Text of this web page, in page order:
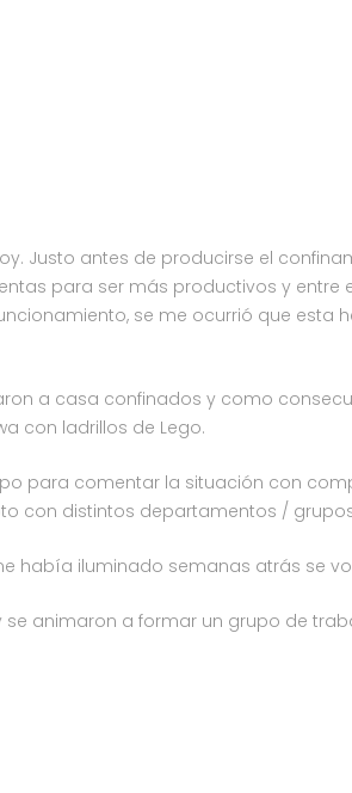
Justo antes de producirse el
para ser más productivos y
se me ocurrió que
a casa confinados y como
con ladrillos de Lego.
para comentar la situación con
con distintos departamentos /
había iluminado semanas atrás se
animaron a formar un grupo de